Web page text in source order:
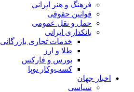
فرهنگ و هنر ایرانی
قوانین حقوقی
حمل و نقل عمومی
بانکداری ایرانی
خدمات تجاری بازرگانی
طلا و ارز
بورس و فارکس
کسب‌وکار نوپا
اخبار جهان
سیاسی